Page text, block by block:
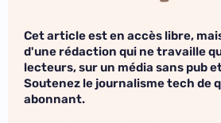
Cet article est en accès libre,
d'une rédaction qui ne travaille
lecteurs, sur un média sans pub
Soutenez le journalisme tech de
abonnant.